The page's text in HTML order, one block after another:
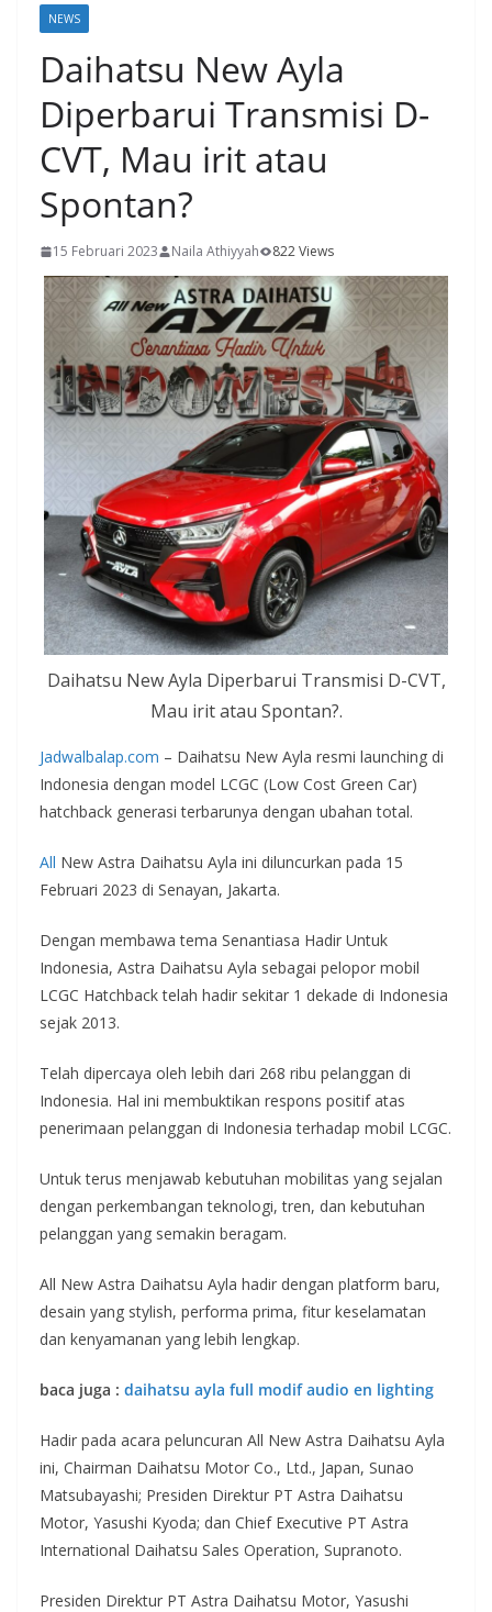
NEWS
Daihatsu New Ayla
Diperbarui Transmisi D-
CVT, Mau irit atau
Spontan?
15 Februari 2023 Naila Athiyyah 822 Views
Daihatsu New Ayla Diperbarui Transmisi D-CVT,
Mau irit atau Spontan?.
Jadwalbalap.com – Daihatsu New Ayla resmi launching di
Indonesia dengan model LCGC (Low Cost Green Car)
hatchback generasi terbarunya dengan ubahan total.
All New Astra Daihatsu Ayla ini diluncurkan pada 15
Februari 2023 di Senayan, Jakarta.
Dengan membawa tema Senantiasa Hadir Untuk
Indonesia, Astra Daihatsu Ayla sebagai pelopor mobil
LCGC Hatchback telah hadir sekitar 1 dekade di Indonesia
sejak 2013.
Telah dipercaya oleh lebih dari 268 ribu pelanggan di
Indonesia. Hal ini membuktikan respons positif atas
penerimaan pelanggan di Indonesia terhadap mobil LCGC.
Untuk terus menjawab kebutuhan mobilitas yang sejalan
dengan perkembangan teknologi, tren, dan kebutuhan
pelanggan yang semakin beragam.
All New Astra Daihatsu Ayla hadir dengan platform baru,
desain yang stylish, performa prima, fitur keselamatan
dan kenyamanan yang lebih lengkap.
baca juga : daihatsu ayla full modif audio en lighting
Hadir pada acara peluncuran All New Astra Daihatsu Ayla
ini, Chairman Daihatsu Motor Co., Ltd., Japan, Sunao
Matsubayashi; Presiden Direktur PT Astra Daihatsu
Motor, Yasushi Kyoda; dan Chief Executive PT Astra
International Daihatsu Sales Operation, Supranoto.
Presiden Direktur PT Astra Daihatsu Motor, Yasushi